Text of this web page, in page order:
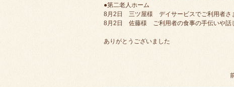
●第二老人ホーム
8月2日 三ツ屋様 デイサービスでご利用者さ
8月2日 佐藤様 ご利用者の食事の手伝いや話
ありがとうございました